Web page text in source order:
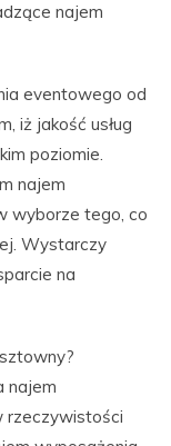
najem
eventowego od
iż jakość usług
poziomie.
najem
wyborze tego, co
Wystarczy
na
najem
rzeczywistości